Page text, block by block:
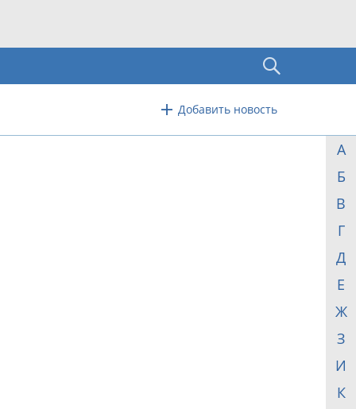
Добавить новость
А
Б
В
Г
Д
Е
Ж
З
И
К